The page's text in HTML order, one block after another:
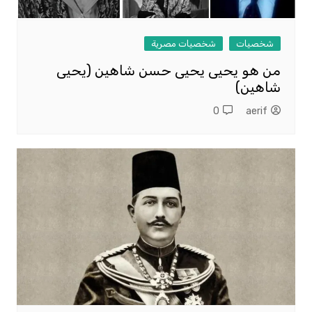
شخصيات شخصيات مصرية
من هو يحيى يحيى حسن شاهين (يحيى
شاهين)
aerif
0